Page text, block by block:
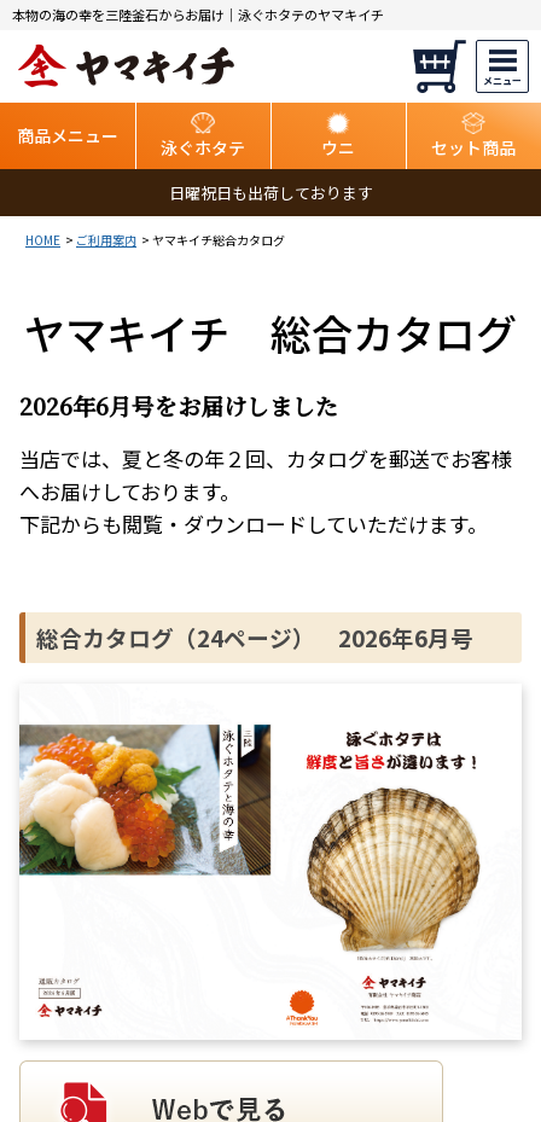
本物の海の幸を三陸釜石からお届け｜泳ぐホタテのヤマキイチ
商品メニュー 泳ぐホタテ ウニ セット商品
日曜祝日も出荷しております
HOME ご利用案内 ヤマキイチ総合カタログ
ヤマキイチ 総合カタログ
2026年6月号をお届けしました
当店では、夏と冬の年２回、カタログを郵送でお客様
へお届けしております。
下記からも閲覧・ダウンロードしていただけます。
総合カタログ（24ページ） 2026年6月号